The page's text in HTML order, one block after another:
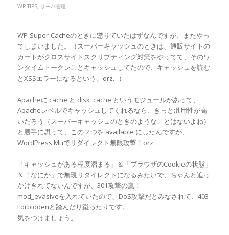
WP TIPS, サーバ管理
WP-Super-Cacheのときに懲りていたはずなんですが、またやっ
てしまいました。（スーパーキャッシュのときは、通販サイトの
カートがクロスサイトスクリプティング対策をやってて、そのワ
ンタイムトークンごとキャッシュしてたので、キャッシュを読む
とXSSエラーになるという。orz…）
Apacheに cache と disk_cache というモジュールがあって、
Apacheレベルでキャッシュしてくれるなら、きっと汎用性が高
いだろう（スーパーキャッシュのときのようなことはないよね）
と勝手に思って、この２つを available にしたんですが、
WordPress Muでリダイレクト無限攻撃！orz…
「キャッシュがある程度溜まる」＆「ブラウザのCookieの状態」
＆「なにか」で無現リダイレクトになるみたいで、ちゃんと追っ
かけきれてないんですが、301攻撃の嵐！
mod_evasiveを入れていたので、DoS攻撃だとみなされて、403
Forbiddenと踏んだり蹴ったりです。
気をつけましょう。